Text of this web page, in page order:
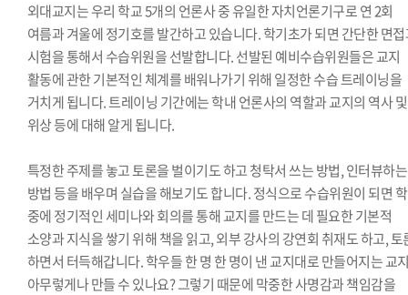
한국외대통역협회
한국외대119학군단
외대교지는 우리 학교 5개의 언론사 중 유일한 자치언론기구로 연 2회
여름과 겨울에 정기호를 발간하고 있습니다. 학기초가 되면 간단한 면
시험을 통해서 수습위원을 선발합니다. 선발된 예비수습위원들은 교지
활동에 관한 기본적인 체계를 배워나가기 위해 일정한 수습 트레이닝을
거치게 됩니다. 트레이닝 기간에는 학내 언론사의 역할과 교지의 역사 및
위상 등에 대해 알게 됩니다.
특정한 주제를 놓고 토론을 벌이기도 하고 청탁서 쓰는 방법, 인터뷰하는
방법 등을 배우며 실습을 해보기도 합니다. 정식으로 수습위원이 되면
중에 정기적인 세미나와 회의를 통해 교지를 만드는 데 필요한 기본적
소양과 지식을 쌓기 위해 책을 읽고, 외부 강사의 강연회 취재도 하고, 토
하면서 터득해갑니다. 학우들 한 명 한 명이 낸 교지대로 만들어지는 교
아무렇게나 만들 수 있나요? 그렇기 때문에 막중한 사명감과 책임감을